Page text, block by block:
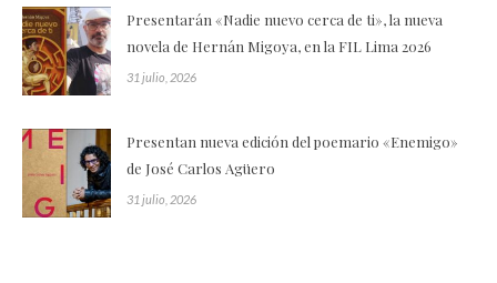
Presentarán «Nadie nuevo cerca de ti», la nueva
novela de Hernán Migoya, en la FIL Lima 2026
31 julio, 2026
Presentan nueva edición del poemario «Enemigo»
de José Carlos Agüero
31 julio, 2026